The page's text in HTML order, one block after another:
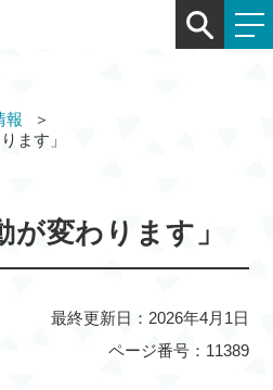
報
ります」
が変わります」
最終更新日：2026年4月1日
ページ番号：11389